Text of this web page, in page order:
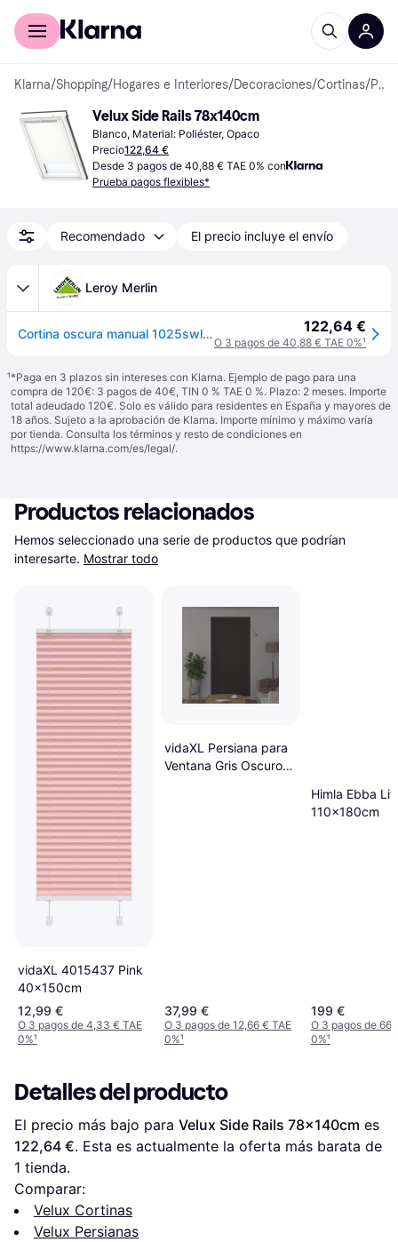
Comprar con Klarna
Klarna/Shopping/Hogares e Interiores/Decoraciones/Cortinas/ Persianas
Velux Side Rails 78x140cm
Blanco, Material: Poliéster, Opaco
Precio122,64 €
Desde 3 pagos de 40,88 € TAE 0% con
Prueba pagos flexibles*
Recomendado El precio incluye el envío
Leroy Merlin
Cortina oscura manual 1025swl blanco 140x78 cm 122,64 €
O 3 pagos de 40,88 € TAE 0%¹
¹*Paga en 3 plazos sin intereses con Klarna. Ejemplo de pago para una
compra de 120€: 3 pagos de 40€, TIN 0 % TAE 0 %. Plazo: 2 meses. Importe
total adeudado 120€. Solo es válido para residentes en España y mayores de
18 años. Sujeto a la aprobación de Klarna. Importe mínimo y máximo varía
por tienda. Consulta los términos y resto de condiciones en
https://www.klarna.com/es/legal/.
Productos relacionados
Hemos seleccionado una serie de productos que podrían
interesarte. Mostrar todo
vidaXL 4015437 Pink
40x150cm
12,99 €
O 3 pagos de 4,33 € TAE
0%¹
vidaXL Persiana para
Ventana Gris Oscuro
37,99 €
O 3 pagos de 12,66 € TAE
0%¹
Himla Ebba Lift
110x180cm
199 €
O 3 pagos de
0%¹
Detalles del producto
El precio más bajo para Velux Side Rails 78x140cm
122,64 €. Esta es actualmente la oferta más barata de
1 tienda.
Comparar:
Velux Cortinas
Velux Persianas